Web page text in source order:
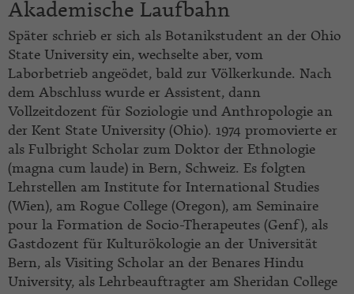
Akademische Laufbahn
Später schrieb er sich als Botanikstudent an der Ohio
State University ein, wechselte aber, vom
Laborbetrieb angeödet, bald zur Völkerkunde. Nach
dem Abschluss wurde er Assistent, dann
Vollzeitdozent für Soziologie und Anthropologie an
der Kent State University (Ohio). 1974 promovierte er
als Fulbright Scholar zum Doktor der Ethnologie
(magna cum laude) in Bern, Schweiz. Es folgten
Lehrstellen am Institute for International Studies
(Wien), am Rogue College (Oregon), am Seminaire
pour la Formation de Socio-Therapeutes (Genf), als
Gastdozent für Kulturökologie an der Universität
Bern, als Visiting Scholar an der Benares Hindu
University, als Lehrbeauftragter am Sheridan College